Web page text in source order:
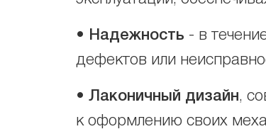
• Надежность - в
дефектов или
• Лаконичный дизайн,
к оформлению своих